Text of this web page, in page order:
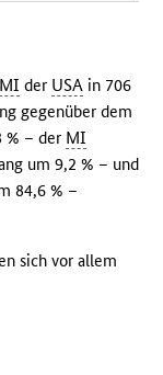
MI der USA in 706
gegenüber dem
% – der MI
um 9,2 % – und
84,6 % –
sich vor allem